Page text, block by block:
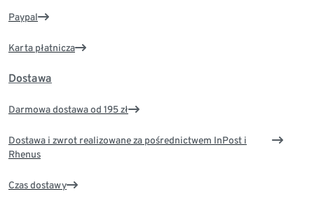
Paypal
Karta płatnicza
Dostawa
Darmowa dostawa od 195 zł
Dostawa i zwrot realizowane za pośrednictwem InPost i
Rhenus
Czas dostawy